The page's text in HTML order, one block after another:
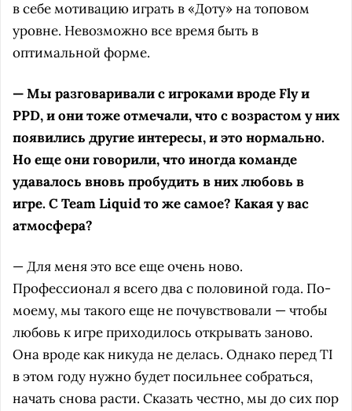
в себе мотивацию играть в «Доту» на топовом
уровне. Невозможно все время быть в
оптимальной форме.
— Мы разговаривали с игроками вроде Fly и
PPD, и они тоже отмечали, что с возрастом у них
появились другие интересы, и это нормально.
Но еще они говорили, что иногда команде
удавалось вновь пробудить в них любовь в
игре. С Team Liquid то же самое? Какая у вас
атмосфера?
— Для меня это все еще очень ново.
Профессионал я всего два с половиной года. По-
моему, мы такого еще не почувствовали — чтобы
любовь к игре приходилось открывать заново.
Она вроде как никуда не делась. Однако перед TI
в этом году нужно будет посильнее собраться,
начать снова расти. Сказать честно, мы до сих пор